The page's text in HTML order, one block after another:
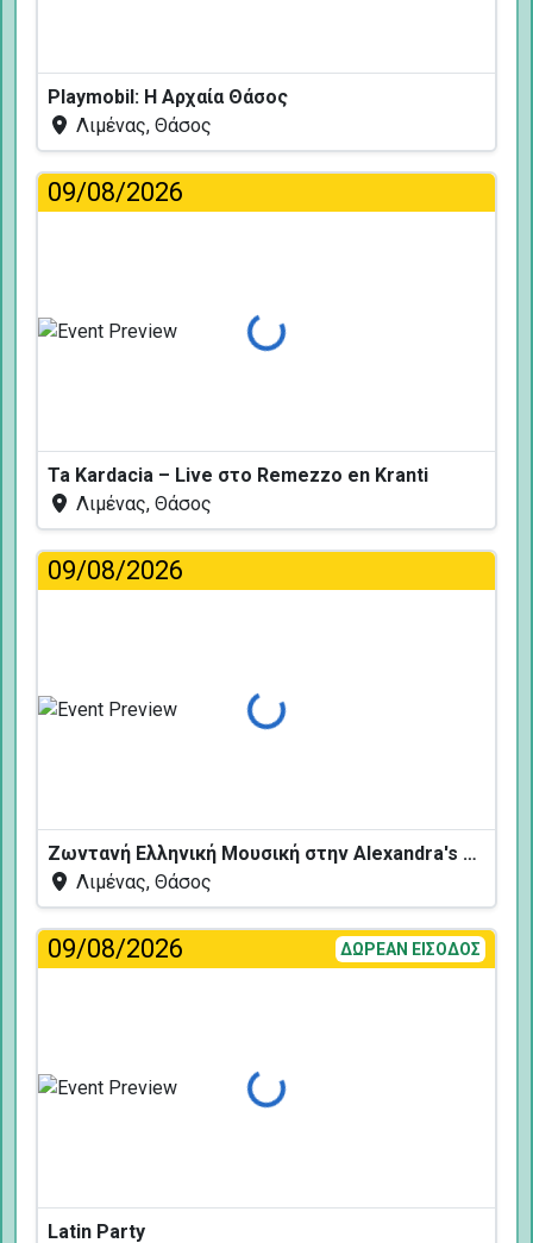
Playmobil: Η Αρχαία Θάσος
Λιμένας, Θάσος
09/08/2026
Φόρτωση...
Ta Kardacia – Live στο Remezzo en Kranti
Λιμένας, Θάσος
09/08/2026
Φόρτωση...
Ζωντανή Ελληνική Μουσική στην Alexandra's Restaurant
Λιμένας, Θάσος
09/08/2026 ΔΩΡΕΑΝ ΕΙΣΟΔΟΣ
Φόρτωση...
Latin Party